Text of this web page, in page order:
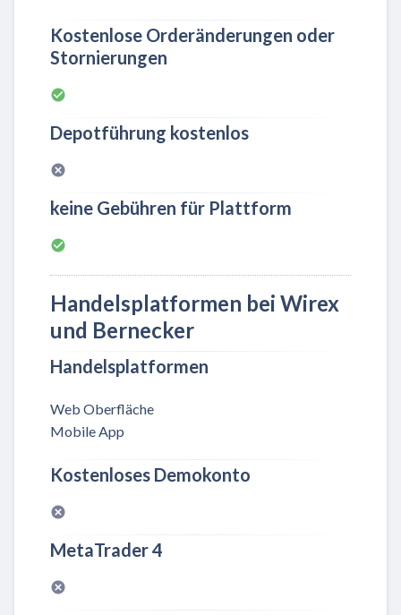
Kostenlose Orderänderungen oder
Stornierungen
Depotführung kostenlos
keine Gebühren für Plattform
Handelsplatformen bei Wirex
und Bernecker
Handelsplatformen
Web Oberfläche
Mobile App
Kostenloses Demokonto
MetaTrader 4